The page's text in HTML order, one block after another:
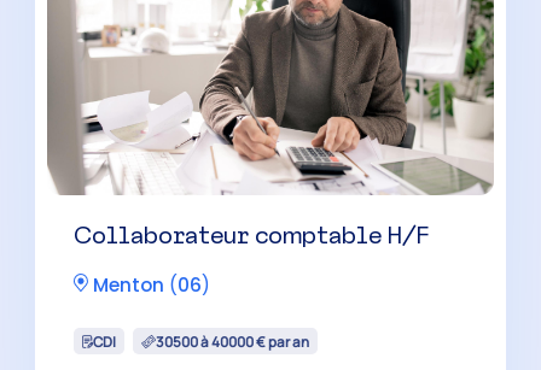
Collaborateur comptable
confirmé(e) H/F
Pégomas( 06)
CDI 35000 à 42500 € par an